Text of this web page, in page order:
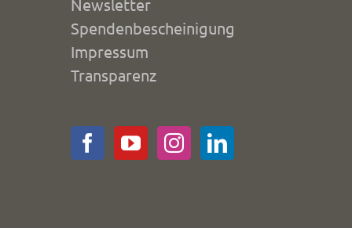
Newsletter
Spendenbescheinigung
Impressum
Transparenz